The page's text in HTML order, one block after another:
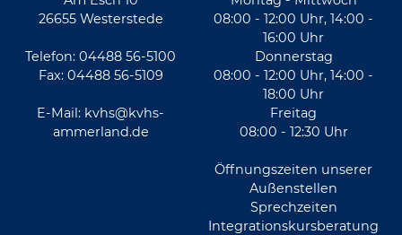
26655 Westerstede
Telefon: 04488 56-5100
Fax: 04488 56-5109
E-Mail: kvhs@kvhs-
ammerland.de
08:00 - 12:00 Uhr, 14:00 -
16:00 Uhr
Donnerstag
08:00 - 12:00 Uhr, 14:00 -
18:00 Uhr
Freitag
08:00 - 12:30 Uhr
Öffnungszeiten unserer
Außenstellen
Sprechzeiten
Integrationskursberatung